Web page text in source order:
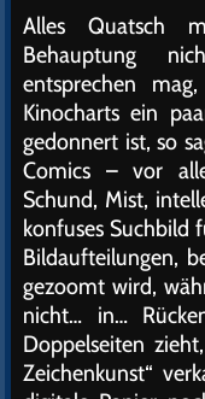
Alles Quatsch
Behauptung
entsprechen
Kinocharts ein
gedonnert ist, so
Comics – vor
Schund, Mist,
konfuses Suchbild
Bildaufteilungen,
gezoomt wird,
nicht… in…
Doppelseiten
Zeichenkunst“